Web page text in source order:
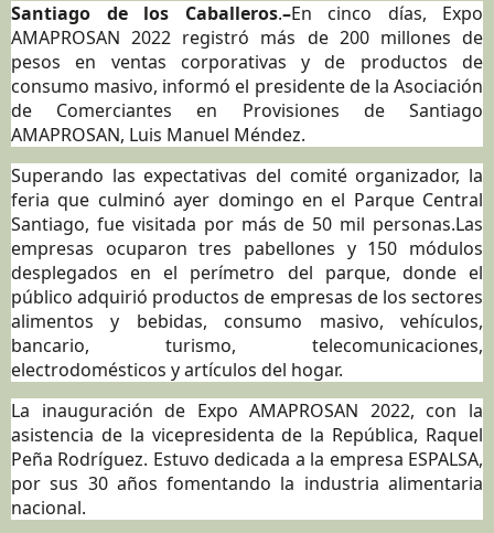
Santiago de los Caballeros.–En cinco días, Expo
AMAPROSAN 2022 registró más de 200 millones de
pesos en ventas corporativas y de productos de
consumo masivo, informó el presidente de la Asociación
de Comerciantes en Provisiones de Santiago
AMAPROSAN, Luis Manuel Méndez.
Superando las expectativas del comité organizador, la
feria que culminó ayer domingo en el Parque Central
Santiago, fue visitada por más de 50 mil personas.Las
empresas ocuparon tres pabellones y 150 módulos
desplegados en el perímetro del parque, donde el
público adquirió productos de empresas de los sectores
alimentos y bebidas, consumo masivo, vehículos,
bancario, turismo, telecomunicaciones,
electrodomésticos y artículos del hogar.
La inauguración de Expo AMAPROSAN 2022, con la
asistencia de la vicepresidenta de la República, Raquel
Peña Rodríguez. Estuvo dedicada a la empresa ESPALSA,
por sus 30 años fomentando la industria alimentaria
nacional.